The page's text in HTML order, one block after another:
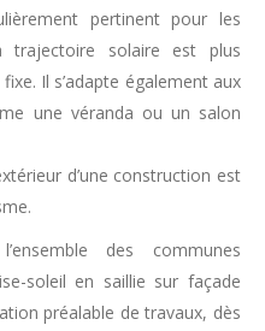
pertinent pour les
solaire est plus
Il s’adapte également aux
une véranda ou un salon
d’une construction est
des communes
soleil en saillie sur façade
préalable de travaux, dès